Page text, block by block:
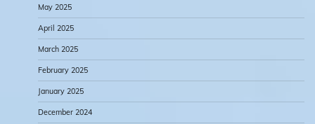
May 2025
April 2025
March 2025
February 2025
January 2025
December 2024